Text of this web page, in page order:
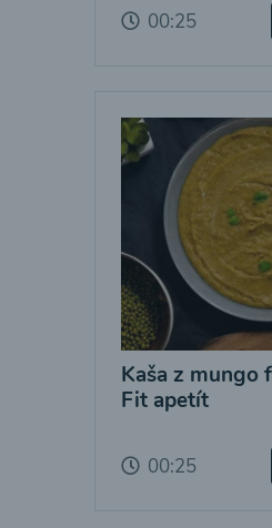
00:25
Kaša z mungo
Fit apetít
00:25